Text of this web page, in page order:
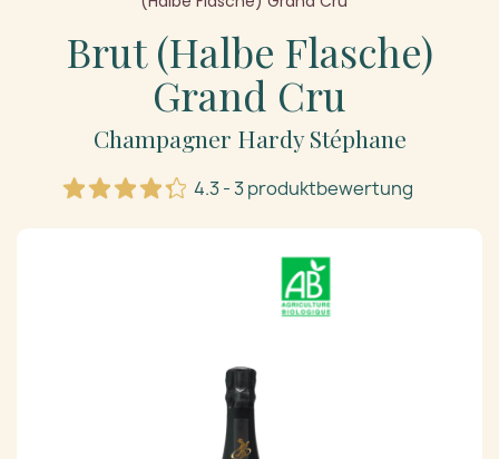
Brut (Halbe Flasche)
Grand Cru
Champagner Hardy Stéphane
4.3 - 3 produktbewertung